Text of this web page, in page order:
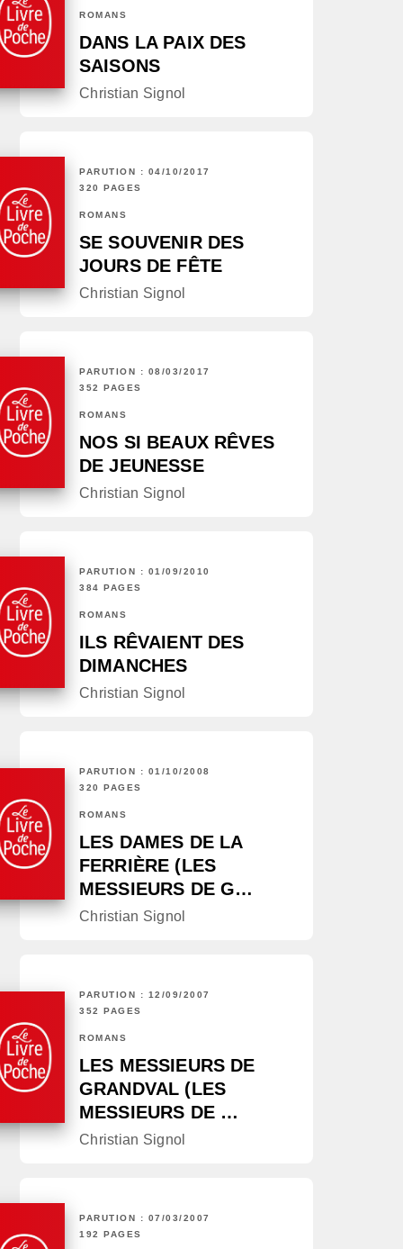
ROMANS
DANS LA PAIX DES
SAISONS
Christian Signol
PARUTION : 04/10/2017
320 PAGES
ROMANS
SE SOUVENIR DES
JOURS DE FÊTE
Christian Signol
PARUTION : 08/03/2017
352 PAGES
ROMANS
NOS SI BEAUX RÊVES
DE JEUNESSE
Christian Signol
PARUTION : 01/09/2010
384 PAGES
ROMANS
ILS RÊVAIENT DES
DIMANCHES
Christian Signol
PARUTION : 01/10/2008
320 PAGES
ROMANS
LES DAMES DE LA
FERRIÈRE (LES
MESSIEURS DE G…
Christian Signol
PARUTION : 12/09/2007
352 PAGES
ROMANS
LES MESSIEURS DE
GRANDVAL (LES
MESSIEURS DE …
Christian Signol
PARUTION : 07/03/2007
192 PAGES